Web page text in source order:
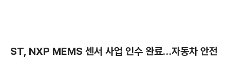
ST, NXP MEMS 센서 사업 인수 완료…자동차 안전